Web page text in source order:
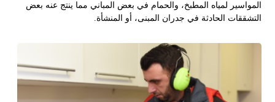
المواسير لمياه المطبخ، والحمام في بعض المباني مما ينتج عنه بعض
التشققات الحادثة في جدران المبنى، أو المنشأة.